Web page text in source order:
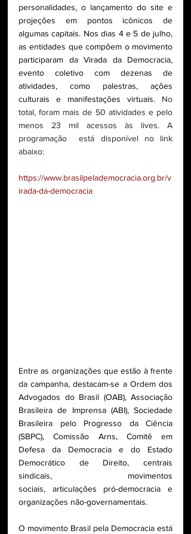
personalidades, o lançamento do site e
projeções em pontos icônicos de
algumas capitais. Nos dias 4 e 5 de julho,
as entidades que compõem o movimento
participaram da Virada da Democracia,
evento coletivo com dezenas de
atividades, como palestras, ações
culturais e manifestações virtuais. No
total, foram mais de 50 atividades e pelo
menos 23 mil acessos às lives. A
programação  está disponível no link
abaixo:
https://www.brasilpelademocracia.org.br/v
irada-da-democracia
Entre as organizações que estão à frente
da campanha, destacam-se a Ordem dos
Advogados do Brasil (OAB), Associação
Brasileira de Imprensa (ABI), Sociedade
Brasileira pelo Progresso da Ciência
(SBPC), Comissão Arns, Comitê em
Defesa da Democracia e do Estado
Democrático de Direito, centrais
sindicais, movimentos
sociais, articulações pró-democracia e
organizações não-governamentais.
O movimento Brasil pela Democracia está